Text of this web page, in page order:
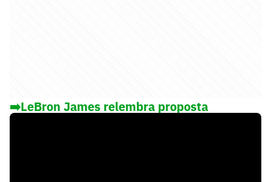
➡️LeBron James relembra proposta